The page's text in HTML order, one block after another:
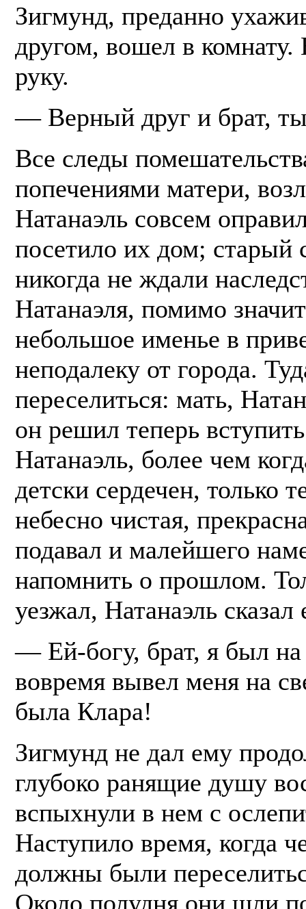
Зигмунд, преданно
другом, вошел в комнату.
руку.
— Верный друг и брат,
Все следы
попечениями матери,
Натанаэль совсем
посетило их дом; старый
никогда не ждали
Натанаэля, помимо
небольшое именье в
неподалеку от города.
переселиться: мать,
он решил теперь
Натанаэль, более чем
детски сердечен, только
небесно чистая,
подавал и малейшего
напомнить о прошлом.
уезжал, Натанаэль сказал
— Ей-богу, брат, я был
вовремя вывел меня на
была Клара!
Зигмунд не дал ему
глубоко ранящие душу
вспыхнули в нем с
Наступило время, когда
должны были
Около полудня они шли